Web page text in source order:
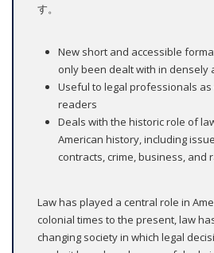
す。
New short and accessible
only been dealt with in densely
Useful to legal professionals
readers
Deals with the historic role of
American history, including
contracts, crime, business, and
Law has played a central role in
colonial times to the present, law
changing society in which legal